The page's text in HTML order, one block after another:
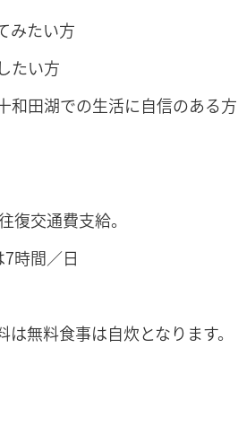
みたい方
たい方
和田湖での生活に自信のある方
復交通費支給。
時間／日
無料食事は自炊となります。